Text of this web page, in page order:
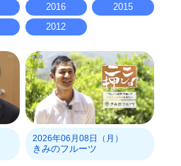
2016
2015
2012
2026年06月08日（月）
きみのフルーツ